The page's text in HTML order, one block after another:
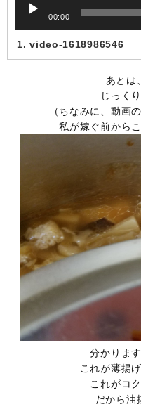
00:00
1.video-1618986546
あとは
じっく
（ちなみに、動画
私が嫁ぐ前から
分かりま
これが薄揚
これがコ
だから油